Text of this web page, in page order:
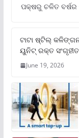
ପକ୍ଷରୁ ଚଳିତ ବର୍ଷର
ଟାଟା ଷ୍ଟିଲ୍‌
ୟୁନିଟ୍‌ ରକ୍ତ ସଂଗୃହୀତ
June 19, 2026